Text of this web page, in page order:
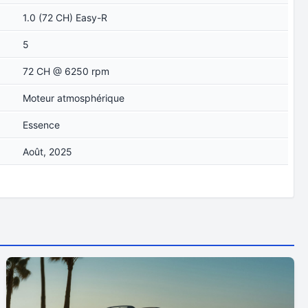
1.0 (72 CH) Easy-R
5
72 CH @ 6250 rpm
Moteur atmosphérique
Essence
Août, 2025